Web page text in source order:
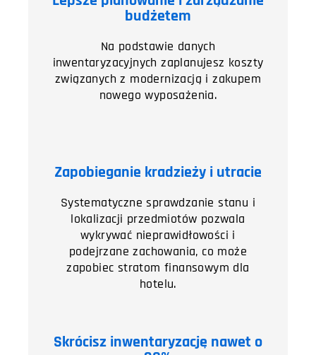
budżetem
Na podstawie danych
inwentaryzacyjnych zaplanujesz koszty
związanych z modernizacją i zakupem
nowego wyposażenia.
Zapobieganie kradzieży i utracie
Systematyczne sprawdzanie stanu i
lokalizacji przedmiotów pozwala
wykrywać nieprawidłowości i
podejrzane zachowania, co może
zapobiec stratom finansowym dla
hotelu.
Skrócisz inwentaryzację nawet o